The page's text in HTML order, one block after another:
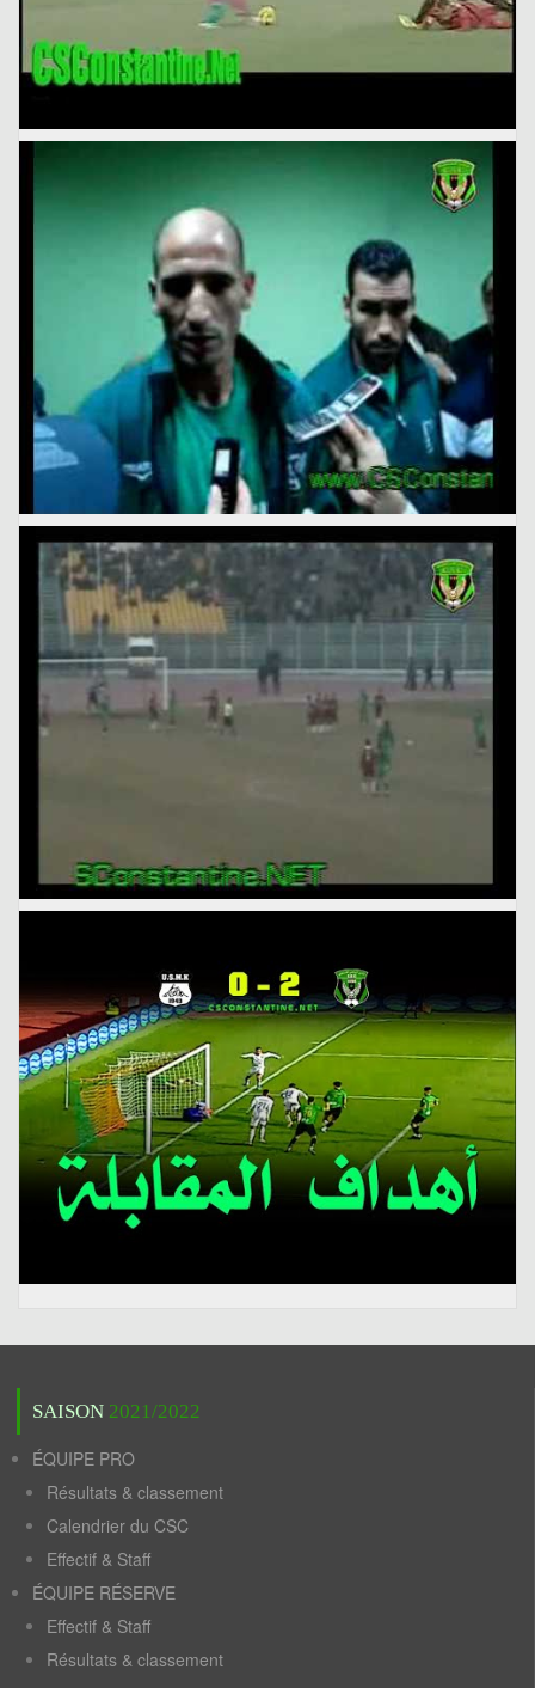
SAISON 2021/2022
ÉQUIPE PRO
Résultats & classement
Calendrier du CSC
Effectif & Staff
ÉQUIPE RÉSERVE
Effectif & Staff
Résultats & classement